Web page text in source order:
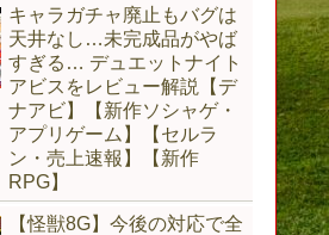
キャラガチャ廃止もバグは
天井なし…未完成品がやば
すぎる… デュエットナイト
アビスをレビュー解説【デ
ナアビ】【新作ソシャゲ・
アプリゲーム】【セルラ
ン・売上速報】【新作
RPG】
【怪獣8G】今後の対応で全